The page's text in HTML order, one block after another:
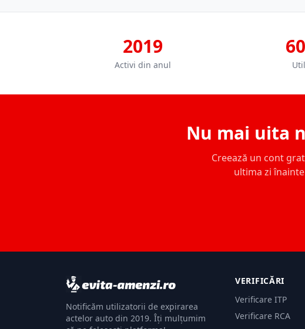
2019
Activi din anul
Nu mai uita
Creează un cont
ultima zi înainte
Notificăm utilizatorii de expirarea
actelor auto din 2019. Îți mulțumim
VERIFICĂRI
Verificare ITP
Verificare RCA